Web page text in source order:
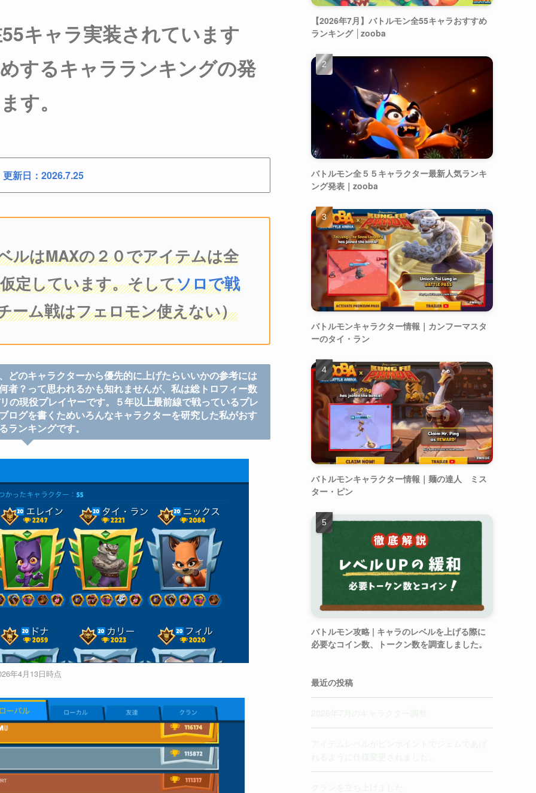
キャラ実装されています
するキャラランキングの発
す。
更新日：2026.7.25
ルはMAXの２０でアイテムは全
定しています。そしてソロで戦
ーム戦はフェロモン使えない）
どのキャラクターから優先的に上げたらいいかの参考には
者？って思われるかも知れませんが、私は総トロフィー数
の現役プレイヤーです。５年以上最前線で戦っているプレ
ログを書くためいろんなキャラクターを研究した私がおす
ランキングです。
年4月13日時点
【2026年7月】バトルモン全55キャラおすすめ
ランキング │zooba
バトルモン全５５キャラクター最新人気ランキ
ング発表｜zooba
バトルモンキャラクター情報｜カンフーマスタ
ーのタイ・ラン
バトルモンキャラクター情報｜麺の達人 ミス
ター・ピン
バトルモン攻略 | キャラのレベルを上げる際に
必要なコイン数、トークン数を調査しました。
最近の投稿